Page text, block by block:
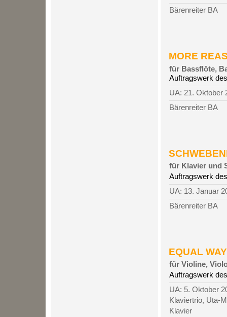
Bärenreiter BA
MORE
für Bassflöte,
Auftragswerk
UA: 21. Oktober
Bärenreiter BA
für Klavier und
Auftragswerk
UA: 13. Januar
Bärenreiter BA
EQUAL
für Violine,
Auftragswerk
UA: 5. Oktober
Klaviertrio, Uta-
Klavier